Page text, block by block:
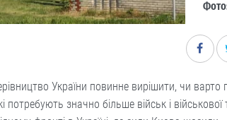
України повинне вирішити, чи варто
потребують значно більше військ і військової